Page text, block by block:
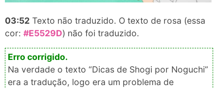
03:52 Texto não traduzido. O texto de rosa (essa
cor: #E5529D) não foi traduzido.
Na verdade o texto “Dicas de Shogi por Noguchi”
era a tradução, logo era um problema de